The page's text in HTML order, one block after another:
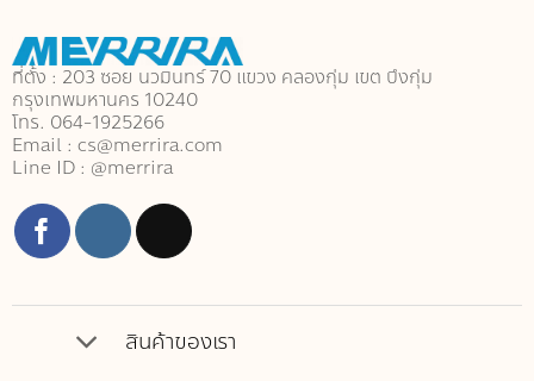
ที่ตั้ง : 203 ซอย นวมินทร์ 70 แขวง คลองกุ่ม เขต บึงกุ่ม
กรุงเทพมหานคร 10240
โทร. 064-1925266
Email : cs@merrira.com
Line ID : @merrira
สินค้าของเรา